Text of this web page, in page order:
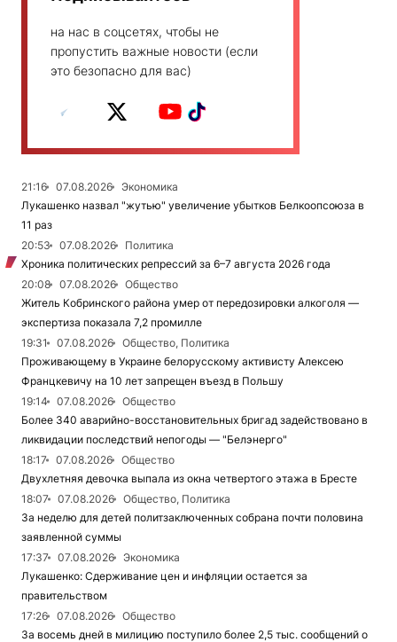
на нас в соцсетях, чтобы не
пропустить важные новости (если
это безопасно для вас)
21:16 07.08.2026
Экономика
Лукашенко назвал "жутью" увеличение убытков Белкоопсоюза в
11 раз
20:53
07.08.2026
Политика
Хроника политических репрессий за 6–7 августа 2026 года
20:08
07.08.2026
Общество
Житель Кобринского района умер от передозировки алкоголя —
экспертиза показала 7,2 промилле
19:31
07.08.2026
Общество, Политика
Проживающему в Украине белорусскому активисту Алексею
Францкевичу на 10 лет запрещен въезд в Польшу
19:14
07.08.2026
Общество
Более 340 аварийно-восстановительных бригад задействовано в
ликвидации последствий непогоды — "Белэнерго"
18:17
07.08.2026
Общество
Двухлетняя девочка выпала из окна четвертого этажа в Бресте
18:07
07.08.2026
Общество, Политика
За неделю для детей политзаключенных собрана почти половина
заявленной суммы
17:37
07.08.2026
Экономика
Лукашенко: Сдерживание цен и инфляции остается за
правительством
17:26
07.08.2026
Общество
За восемь дней в милицию поступило более 2,5 тыс. сообщений о